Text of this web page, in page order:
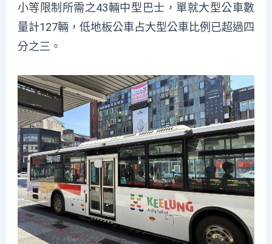
小等限制所需之43輛中型巴士，單就大型公車數
量計127輛，低地板公車占大型公車比例已超過四
分之三。